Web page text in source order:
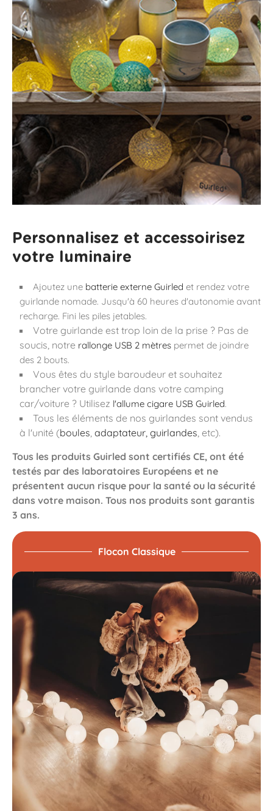
Personnalisez et accessoirisez
votre luminaire
Ajoutez une batterie externe Guirled et rendez votre
guirlande nomade. Jusqu'à 60 heures d'autonomie avant
recharge. Fini les piles jetables.
Votre guirlande est trop loin de la prise ? Pas de
soucis, notre rallonge USB 2 mètres permet de joindre
des 2 bouts.
Vous êtes du style baroudeur et souhaitez
brancher votre guirlande dans votre camping
car/voiture ? Utilisez l'allume cigare USB Guirled.
Tous les éléments de nos guirlandes sont vendus
à l'unité (boules, adaptateur, guirlandes, etc).
Tous les produits Guirled sont certifiés CE, ont été
testés par des laboratoires Européens et ne
présentent aucun risque pour la santé ou la sécurité
dans votre maison. Tous nos produits sont garantis
3 ans.
Flocon Classique